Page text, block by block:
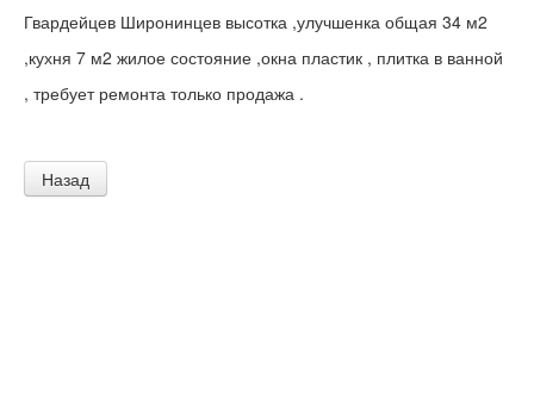
Гвардейцев Широнинцев высотка ,улучшенка общая 34 м2
,кухня 7 м2 жилое состояние ,окна пластик , плитка в ванной
, требует ремонта только продажа .
Назад